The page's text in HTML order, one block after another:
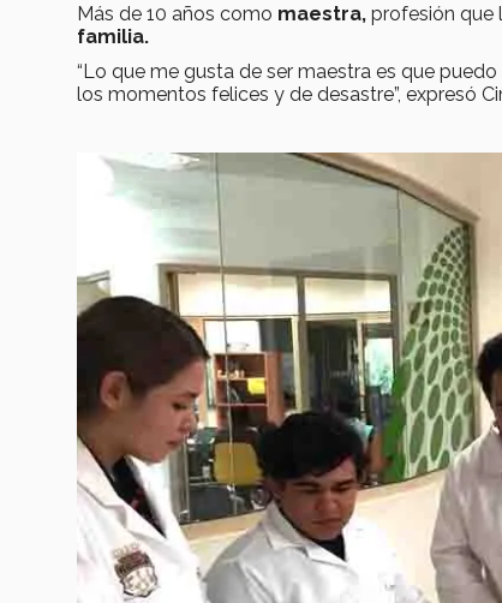
Más de 10 años como maestra, profesión que
familia.
“Lo que me gusta de ser maestra es que
los momentos felices y de desastre”, expresó